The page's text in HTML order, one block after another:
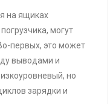
на ящиках
могут
первых, это может
выводами и
но
зарядки и